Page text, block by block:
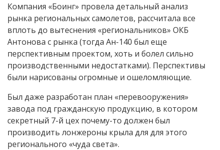
Компания «Боинг» провела детальный анализ
рынка региональных самолетов, рассчитала все
вплоть до вытеснения «региональников» ОКБ
Антонова с рынка (тогда Ан-140 был еще
перспективным проектом, хоть и болел сильно
производственными недостатками). Перспективы
были нарисованы огромные и ошеломляющие.
Был даже разработан план «перевооружения»
завода под гражданскую продукцию, в котором
секретный 7-й цех почему-то должен был
производить лонжероны крыла для для этого
регионального «чуда света».